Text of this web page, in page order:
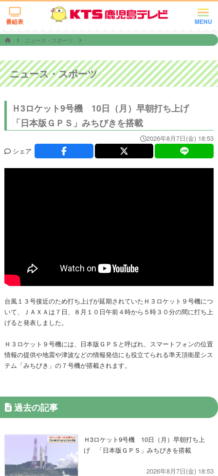
MENU
番組表
ニュース・スポーツ
ニュース・スポーツ
Ｈ3ロケット9号機 10日（月）早朝打ち上げ
「日本版ＧＰＳ」みちびきを搭載
2026年8月7日(金) 18:53
シェア
台風１３号接近のため打ち上げが延期されていたＨ３ロケット９号機につ
いて、ＪＡＸＡは７日、８月１０日午前４時から５時３０分の間に打ち上
げると発表しました。
Ｈ３ロケット９号機には、日本版ＧＰＳと呼ばれ、スマートフォンの位置
情報の提供や地震や津波などの情報発信にも役立てられる準天頂衛星シス
テム「みちびき」の７号機が搭載されます。
過去の記事
Ｈ3ロケット9号機 10日（月）早朝打ち上
げ 「日本版ＧＰＳ」みちびきを搭載
2026年8月7日(金) 18:53